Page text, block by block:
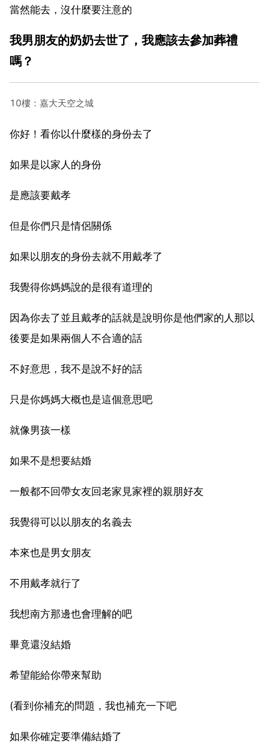
當然能去，沒什麼要注意的
我男朋友的奶奶去世了，我應該去參加葬禮
嗎？
10樓：嘉大天空之城
你好！看你以什麼樣的身份去了
如果是以家人的身份
是應該要戴孝
但是你們只是情侶關係
如果以朋友的身份去就不用戴孝了
我覺得你媽媽說的是很有道理的
因為你去了並且戴孝的話就是說明你是他們家的人那以
後要是如果兩個人不合適的話
不好意思，我不是說不好的話
只是你媽媽大概也是這個意思吧
就像男孩一樣
如果不是想要結婚
一般都不回帶女友回老家見家裡的親朋好友
我覺得可以以朋友的名義去
本來也是男女朋友
不用戴孝就行了
我想南方那邊也會理解的吧
畢竟還沒結婚
希望能給你帶來幫助
(看到你補充的問題，我也補充一下吧
如果你確定要準備結婚了